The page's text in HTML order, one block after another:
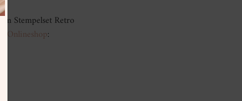
Stempelset Retro
Onlineshop: